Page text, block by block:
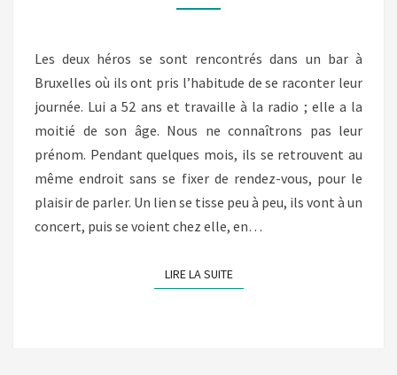
(VICTOIRE
CHANGY)
Les deux héros se sont rencontrés dans un bar à
Bruxelles où ils ont pris l’habitude de se raconter leur
journée. Lui a 52 ans et travaille à la radio ; elle a la
moitié de son âge. Nous ne connaîtrons pas leur
prénom. Pendant quelques mois, ils se retrouvent au
même endroit sans se fixer de rendez-vous, pour le
plaisir de parler. Un lien se tisse peu à peu, ils vont à un
concert, puis se voient chez elle, en…
LIRE LA SUITELIRE LA SUITE